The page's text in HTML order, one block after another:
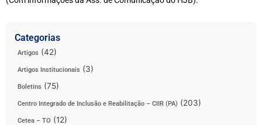
Categorias
Artigos (42)
Artigos Institucionais (3)
Boletins (75)
Centro Integrado de Inclusão e Reabilitação – CIIR (PA) (203)
Cetea – TO (12)